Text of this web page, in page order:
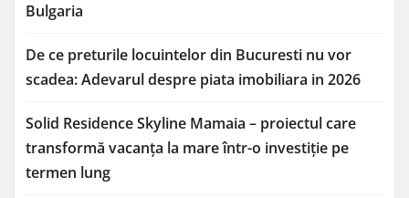
Bulgaria
De ce preturile locuintelor din Bucuresti nu vor
scadea: Adevarul despre piata imobiliara in 2026
Solid Residence Skyline Mamaia – proiectul care
transformă vacanța la mare într-o investiție pe
termen lung